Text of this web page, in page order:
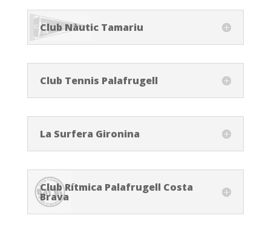
Club Nàutic Tamariu
Club Tennis Palafrugell
La Surfera Gironina
Club Rítmica Palafrugell Costa
Brava